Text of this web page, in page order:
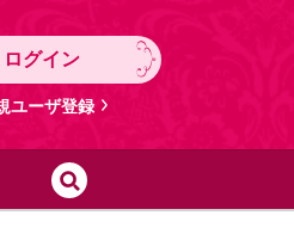
ログイン
ユーザ登録